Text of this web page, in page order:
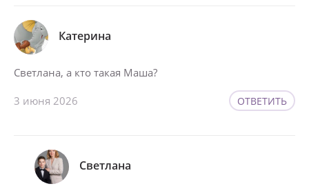
Катерина
Светлана, а кто такая Маша?
3 июня 2026 ОТВЕТИТЬ
Светлана